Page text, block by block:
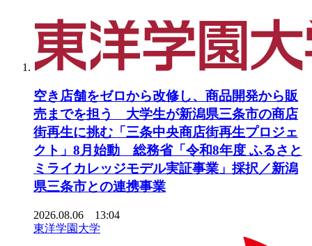
空き店舗をゼロから改修し、商品開発から販
売までを担う 大学生が新潟県三条市の商店
街再生に挑む「三条中央商店街再生プロジェ
クト」8月始動 総務省「令和8年度 ふるさと
ミライカレッジモデル実証事業」採択／新潟
県三条市との連携事業
2026.08.06 13:04
東洋学園大学